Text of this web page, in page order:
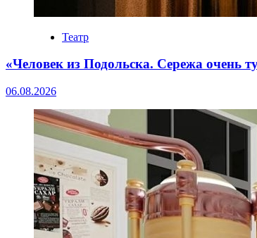
Театр
«Человек из Подольска. Сережа очень
06.08.2026